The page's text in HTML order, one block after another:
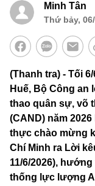
Minh Tân
Thứ bảy,
(Thanh tra) - Tối
Huế, Bộ Công an
thao quân sự, võ
(CAND) năm
thực chào mừng
Chí Minh ra Lời
11/6/2026),
thống lực lượng